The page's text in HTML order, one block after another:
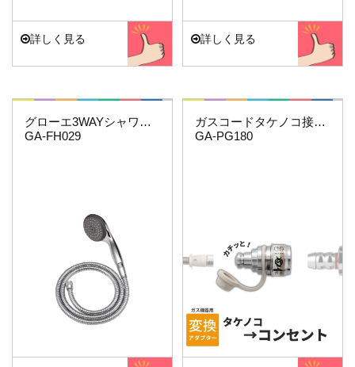
詳しく見る 詳しく見る
これエエやん
グローエ3WAYシャワーホースセット
GA-FH029
これエエやん
ガスコードタケノコ接続用(機器側)
GA-PG180